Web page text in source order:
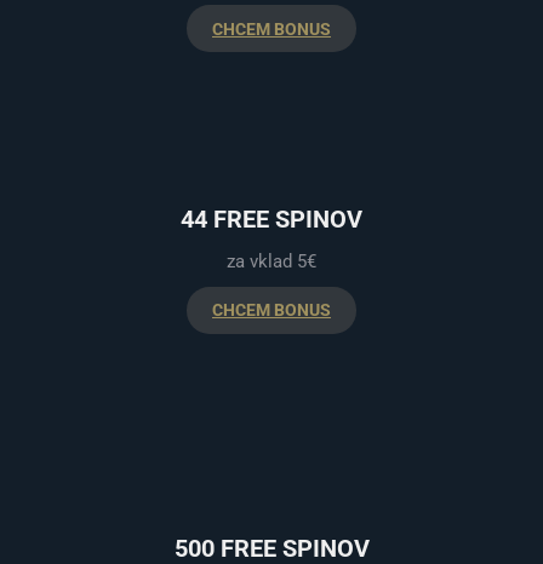
CHCEM BONUS
44 FREE SPINOV
za vklad 5€
CHCEM BONUS
500 FREE SPINOV